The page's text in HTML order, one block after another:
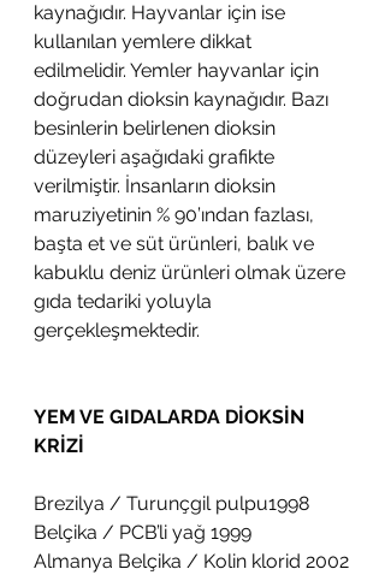
kaynağıdır. Hayvanlar için ise
kullanılan yemlere dikkat
edilmelidir. Yemler hayvanlar için
doğrudan dioksin kaynağıdır. Bazı
besinlerin belirlenen dioksin
düzeyleri aşağıdaki grafikte
verilmiştir. İnsanların dioksin
maruziyetinin % 90’ından fazlası,
başta et ve süt ürünleri, balık ve
kabuklu deniz ürünleri olmak üzere
gıda tedariki yoluyla
gerçekleşmektedir.
YEM VE GIDALARDA DİOKSİN
KRİZİ
Brezilya / Turunçgil pulpu1998
Belçika / PCB’li yağ 1999
Almanya Belçika / Kolin klorid 2002